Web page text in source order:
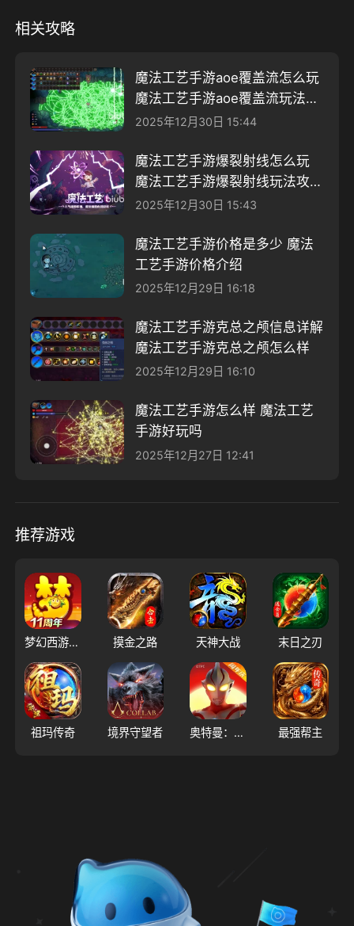
相关攻略
魔法工艺手游aoe覆盖流怎么玩
魔法工艺手游aoe覆盖流玩法分
享
2025年12月30日 15:44
魔法工艺手游爆裂射线怎么玩
魔法工艺手游爆裂射线玩法攻略
分享
2025年12月30日 15:43
魔法工艺手游价格是多少 魔法
工艺手游价格介绍
2025年12月29日 16:18
魔法工艺手游克总之颅信息详解
魔法工艺手游克总之颅怎么样
2025年12月29日 16:10
魔法工艺手游怎么样 魔法工艺
手游好玩吗
2025年12月27日 12:41
推荐游戏
梦幻西游（大陆服） 摸金之路 天神大战 末日之刃
祖玛传奇 境界守望者 奥特曼：超时空英雄 最强帮主